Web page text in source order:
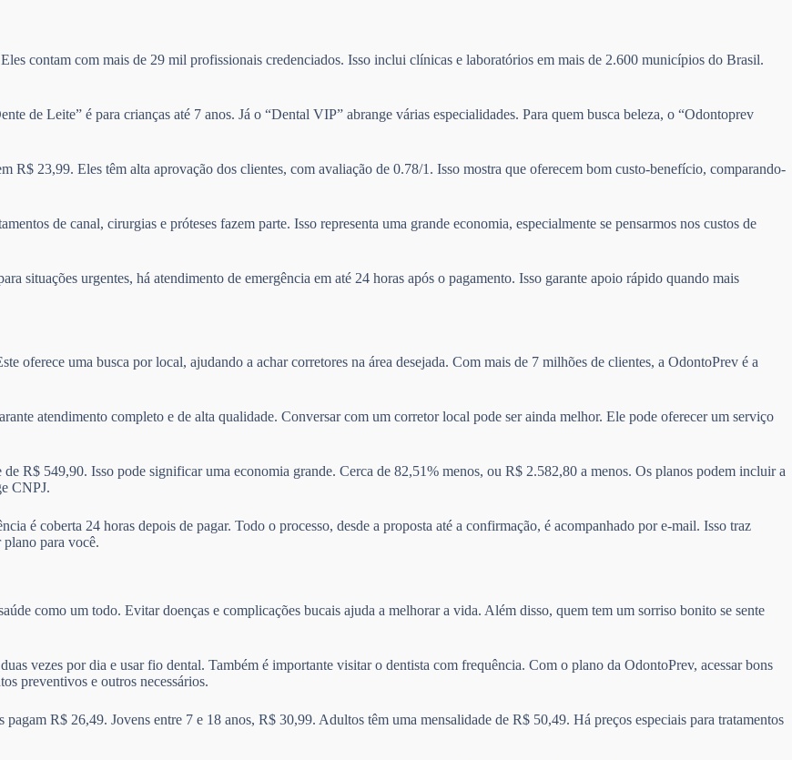
contam com mais de 29 mil profissionais credenciados. Isso inclui clínicas e laboratórios em mais de 2.600 municípios do Brasil.
de Leite” é para crianças até 7 anos. Já o “Dental VIP” abrange várias especialidades. Para quem busca beleza, o “Odontoprev
R$ 23,99. Eles têm alta aprovação dos clientes, com avaliação de 0.78/1. Isso mostra que oferecem bom custo-benefício, comparando-
de canal, cirurgias e próteses fazem parte. Isso representa uma grande economia, especialmente se pensarmos nos custos de
situações urgentes, há atendimento de emergência em até 24 horas após o pagamento. Isso garante apoio rápido quando mais
oferece uma busca por local, ajudando a achar corretores na área desejada. Com mais de 7 milhões de clientes, a OdontoPrev é a
atendimento completo e de alta qualidade. Conversar com um corretor local pode ser ainda melhor. Ele pode oferecer um serviço
R$ 549,90. Isso pode significar uma economia grande. Cerca de 82,51% menos, ou R$ 2.582,80 a menos. Os planos podem incluir a
CNPJ.
é coberta 24 horas depois de pagar. Todo o processo, desde a proposta até a confirmação, é acompanhado por e-mail. Isso traz
para você.
como um todo. Evitar doenças e complicações bucais ajuda a melhorar a vida. Além disso, quem tem um sorriso bonito se sente
vezes por dia e usar fio dental. Também é importante visitar o dentista com frequência. Com o plano da OdontoPrev, acessar bons
preventivos e outros necessários.
R$ 26,49. Jovens entre 7 e 18 anos, R$ 30,99. Adultos têm uma mensalidade de R$ 50,49. Há preços especiais para tratamentos